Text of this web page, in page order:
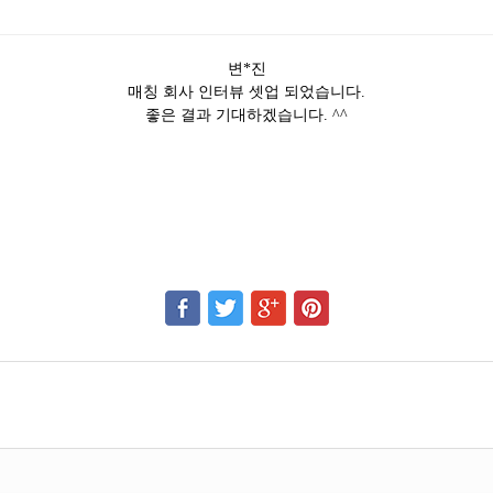
변*진
매칭 회사 인터뷰 셋업 되었습니다.
좋은 결과 기대하겠습니다. ^^